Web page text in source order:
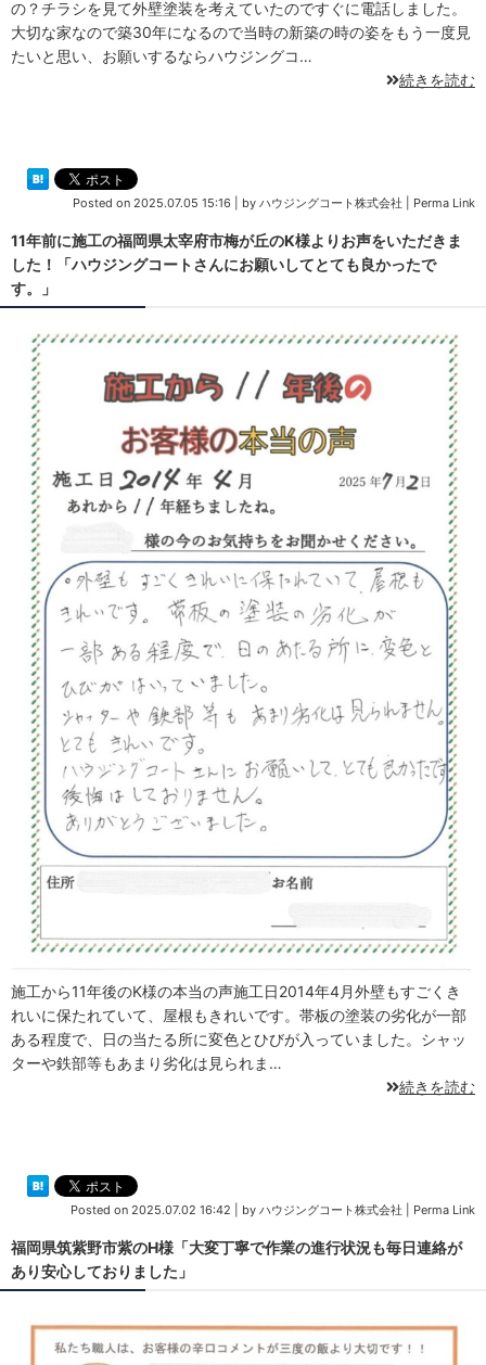
の？チラシを見て外壁塗装を考えていたのですぐに電話しました。
大切な家なので築30年になるので当時の新築の時の姿をもう一度見
たいと思い、お願いするならハウジングコ…
続きを読む
Posted on 2025.07.05 15:16 by ハウジングコート株式会社 Perma Link
11年前に施工の福岡県太宰府市梅が丘のK様よりお声をいただきま
した！「ハウジングコートさんにお願いしてとても良かったで
す。」
施工から11年後のK様の本当の声施工日2014年4月外壁もすごくき
れいに保たれていて、屋根もきれいです。帯板の塗装の劣化が一部
ある程度で、日の当たる所に変色とひびが入っていました。シャッ
ターや鉄部等もあまり劣化は見られま…
続きを読む
Posted on 2025.07.02 16:42 by ハウジングコート株式会社 Perma Link
福岡県筑紫野市紫のH様「大変丁寧で作業の進行状況も毎日連絡が
あり安心しておりました」